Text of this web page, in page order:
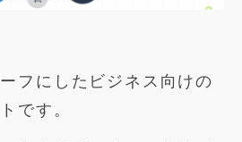
フにしたビジネス向けの
です。